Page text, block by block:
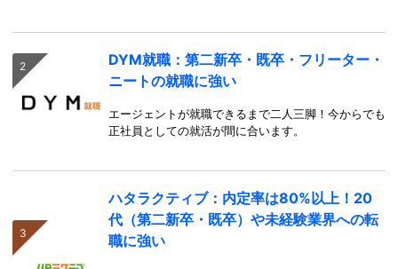
DYM就職：第二新卒・既卒・フリーター・
ニートの就職に強い
エージェントが就職できるまで二人三脚！今からでも
正社員としての就活が間に合います。
ハタラクティブ：内定率は80%以上！20
代（第二新卒・既卒）や未経験業界への転
職に強い